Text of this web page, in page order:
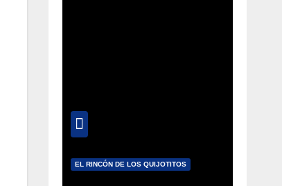
EL RINCÓN DE LOS QUIJOTITOS